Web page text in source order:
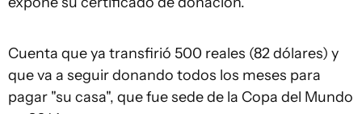
Cuenta que ya transfirió 500 reales (82 dólares) y
que va a seguir donando todos los meses para
pagar "su casa", que fue sede de la Copa del Mundo